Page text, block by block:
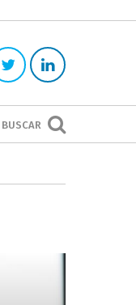
BUSCAR